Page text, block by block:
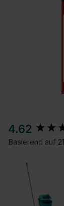
4.62
Basierend auf
New content